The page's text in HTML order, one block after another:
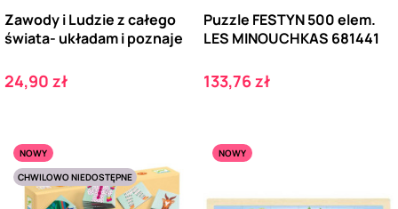
Zawody i Ludzie z całego
świata- układam i poznaje
Cena
24,90 zł
Puzzle FESTYN 500 elem.
LES MINOUCHKAS 681441
Cena
133,76 zł
NOWY
CHWILOWO NIEDOSTĘPNE
NOWY